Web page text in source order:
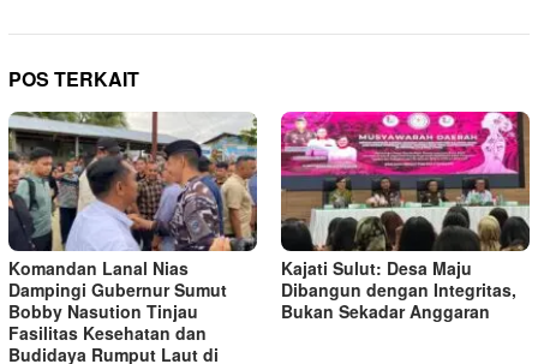
POS TERKAIT
Komandan Lanal Nias
Dampingi Gubernur Sumut
Bobby Nasution Tinjau
Fasilitas Kesehatan dan
Budidaya Rumput Laut di
Kajati Sulut: Desa Maju
Dibangun dengan Integritas,
Bukan Sekadar Anggaran